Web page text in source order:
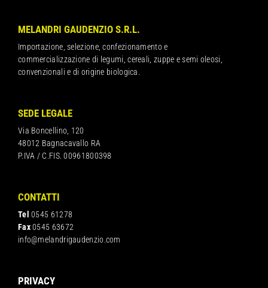
MELANDRI GAUDENZIO S.R.L.
Importazione, selezione, confezionamento e
commercializzazione di legumi, cereali, zuppe e semi oleosi,
convenzionali e di origine biologica.
SEDE LEGALE
Via Boncellino, 120
48012 Bagnacavallo RA
P.IVA / C.FIS. 00961800398
CONTATTI
Tel 0545 61278
Fax0545 63672
info@melandrigaudenzio.com
PRIVACY